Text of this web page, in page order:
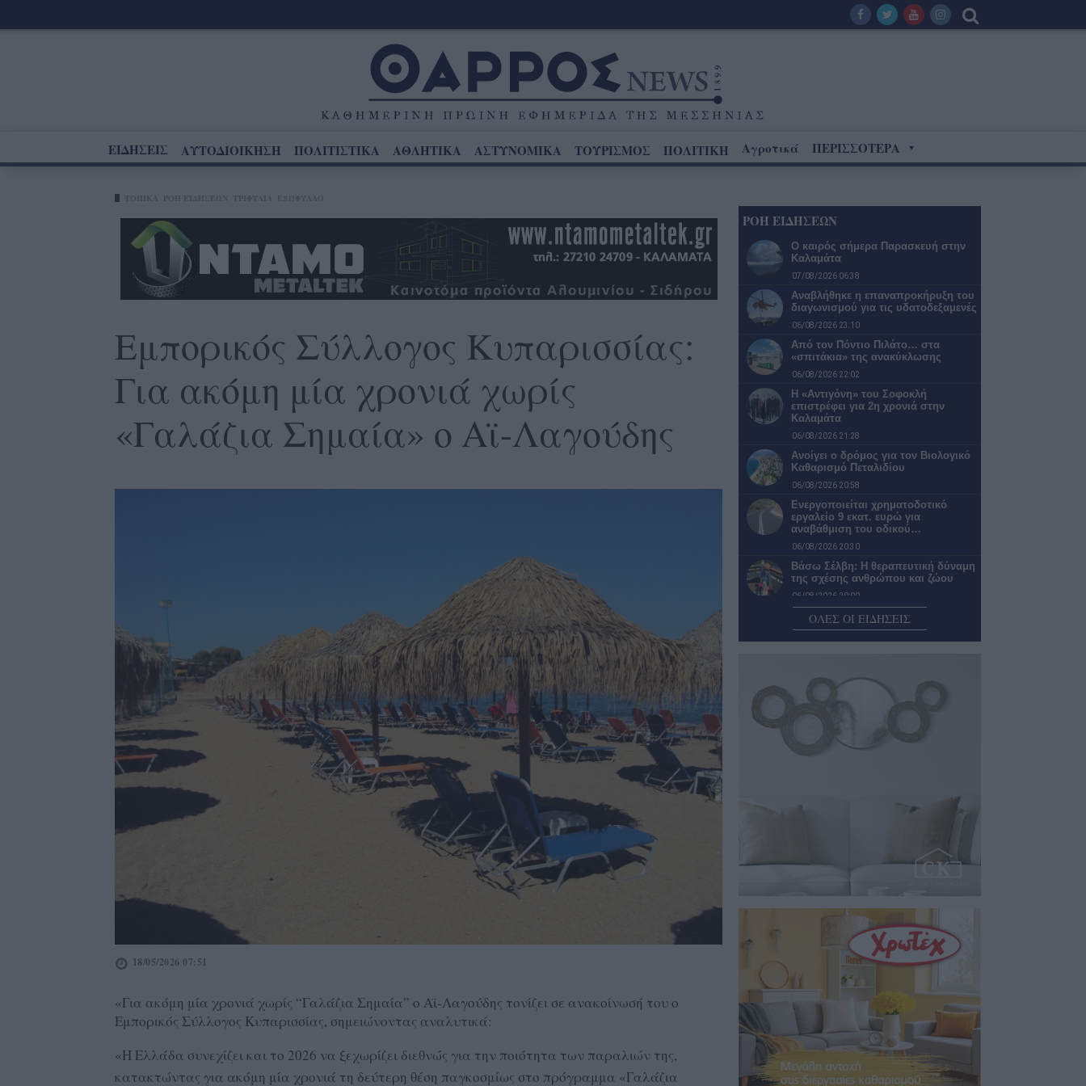
ΕΙΔΗΣΕΙΣ ΑΥΤΟΔΙΟΙΚΗΣΗ ΠΟΛΙΤΙΣΤΙΚΑ ΑΘΛΗΤΙΚΑ ΑΣΤΥΝΟΜΙΚΑ ΤΟΥΡΙΣΜΟΣ ΠΟΛΙΤΙΚΗ Αγροτικά ΠΕΡΙΣΣΟΤΕΡΑ
Εμπορικός Σύλλογος Κυπαρισσίας:
Για ακόμη μία χρονιά χωρίς
«Γαλάζια Σημαία» ο Αϊ-Λαγούδης
18/05/2026 07:51
«Για ακόμη μία χρονιά χωρίς “Γαλάζια Σημαία” ο Αϊ-Λαγούδης τονίζει σε ανακοίνωσή του ο
Εμπορικός Σύλλογος Κυπαρισσίας, σημειώνοντας αναλυτικά:
«Η Ελλάδα συνεχίζει και το 2026 να ξεχωρίζει διεθνώς για την ποιότητα των παραλιών της,
κατακτώντας για ακόμη μία χρονιά τη δεύτερη θέση παγκοσμίως στο πρόγραμμα «Γαλάζια
ΡΟΗ ΕΙΔΗΣΕΩΝ
Ο καιρός σήμερα Παρασκευή στην
Καλαμάτα
07/08/2026 06:38
Αναβλήθηκε η επαναπροκήρυξη του
διαγωνισμού για τις υδατοδεξαμενές
06/08/2026 23:10
Από τον Πόντιο Πιλάτο… στα
«σπιτάκια» της ανακύκλωσης
06/08/2026 22:02
Η «Αντιγόνη» του Σοφοκλή
επιστρέφει για 2η χρονιά στην
Καλαμάτα
06/08/2026 21:28
Ανοίγει ο δρόμος για τον Βιολογικό
Καθαρισμό Πεταλιδίου
06/08/2026 20:58
Ενεργοποιείται χρηματοδοτικό
εργαλείο 9 εκατ. ευρώ για
αναβάθμιση του οδικού…
06/08/2026 20:30
Βάσω Σέλβη: Η θεραπευτική δύναμη
της σχέσης ανθρώπου και ζώου
06/08/2026 20:00
Νέα παράταση για τα δίκτυα
ύδρευσης στον άξονα Μεσσήνη –…
του Παλαιού Γυμνασίου Πύλου σε…
ΟΛΕΣ ΟΙ ΕΙΔΗΣΕΙΣ